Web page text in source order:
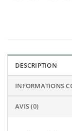
DESCRIPTION
INFORMATIONS
AVIS (0)